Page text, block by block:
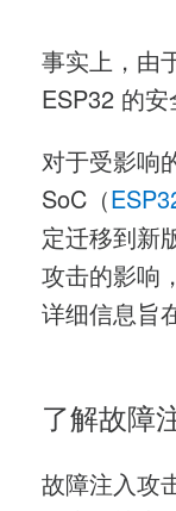
事实上，由
ESP32 的
对于受影响
SoC（
定迁移到新
攻击的影响
详细信息旨
了解故障
故障注入攻